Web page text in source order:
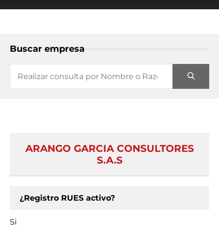
Buscar empresa
ARANGO GARCIA CONSULTORES
S.A.S
¿Registro RUES activo?
Si